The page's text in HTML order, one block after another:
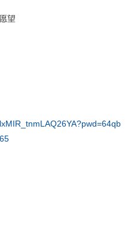
望